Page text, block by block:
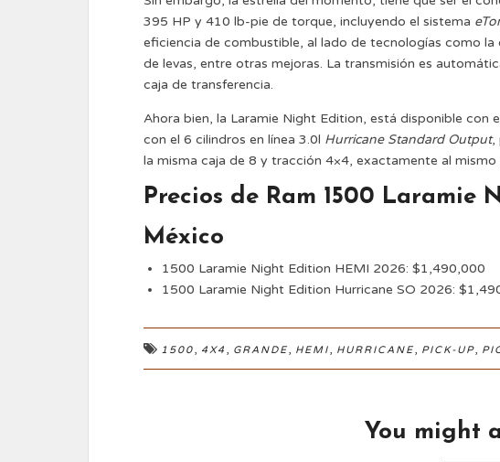
395 HP y 410 lb-pie de torque, incluyendo el sistema
eficiencia de combustible, al lado de tecnologías como
de levas, entre otras mejoras. La transmisión es
caja de transferencia.
Ahora bien, la Laramie Night Edition, está disponible con
con el 6 cilindros en línea 3.0l Hurricane Standard Output,
la misma caja de 8 y tracción 4×4, exactamente al mismo
Precios de Ram 1500 Laramie
México
1500 Laramie Night Edition HEMI 2026: $1,490,000
1500 Laramie Night Edition Hurricane SO 2026:
1500, 4X4 , GRANDE, HEMI, HURRICANE, PICK-UP,
You might